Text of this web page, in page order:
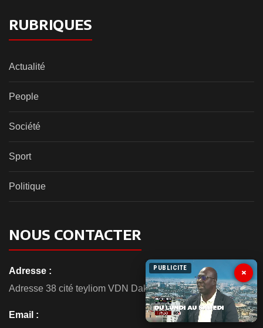
RUBRIQUES
Actualité
People
Société
Sport
Politique
NOUS CONTACTER
Adresse :
Adresse 38 cité teyliom VDN Dakar
Email :
×
PUBLICITE